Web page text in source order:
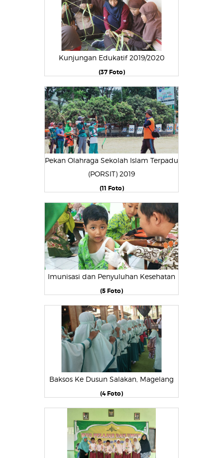
Kunjungan Edukatif 2019/2020
(37 Foto)
Pekan Olahraga Sekolah Islam Terpadu
(PORSIT) 2019
(11 Foto)
Imunisasi dan Penyuluhan Kesehatan
(5 Foto)
Baksos Ke Dusun Salakan, Magelang
(4 Foto)